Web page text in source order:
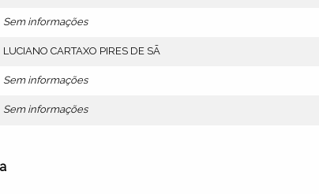
Sem informações
LUCIANO CARTAXO PIRES DE SÃ
Sem informações
Sem informações